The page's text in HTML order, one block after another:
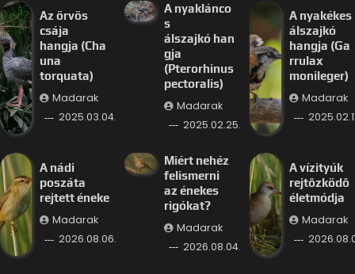
Az örvös
csája
hangja (Cha
una
torquata)
Madarak
2025.03.04.
A nyaklánco
s
álszajkó han
gja
(Pterorhinus
pectoralis)
Madarak
2025.02.25.
A nyakékes
álszajkó
hangja (Ga
rrulax
monileger)
Madarak
A nádi
poszáta
rejtett éneke
Madarak
2026.08.06.
Miért nehéz
felismerni
az énekes
rigókat?
Madarak
2026.08.04.
A vízityúk
rejtőzködő
életmódja
Madarak